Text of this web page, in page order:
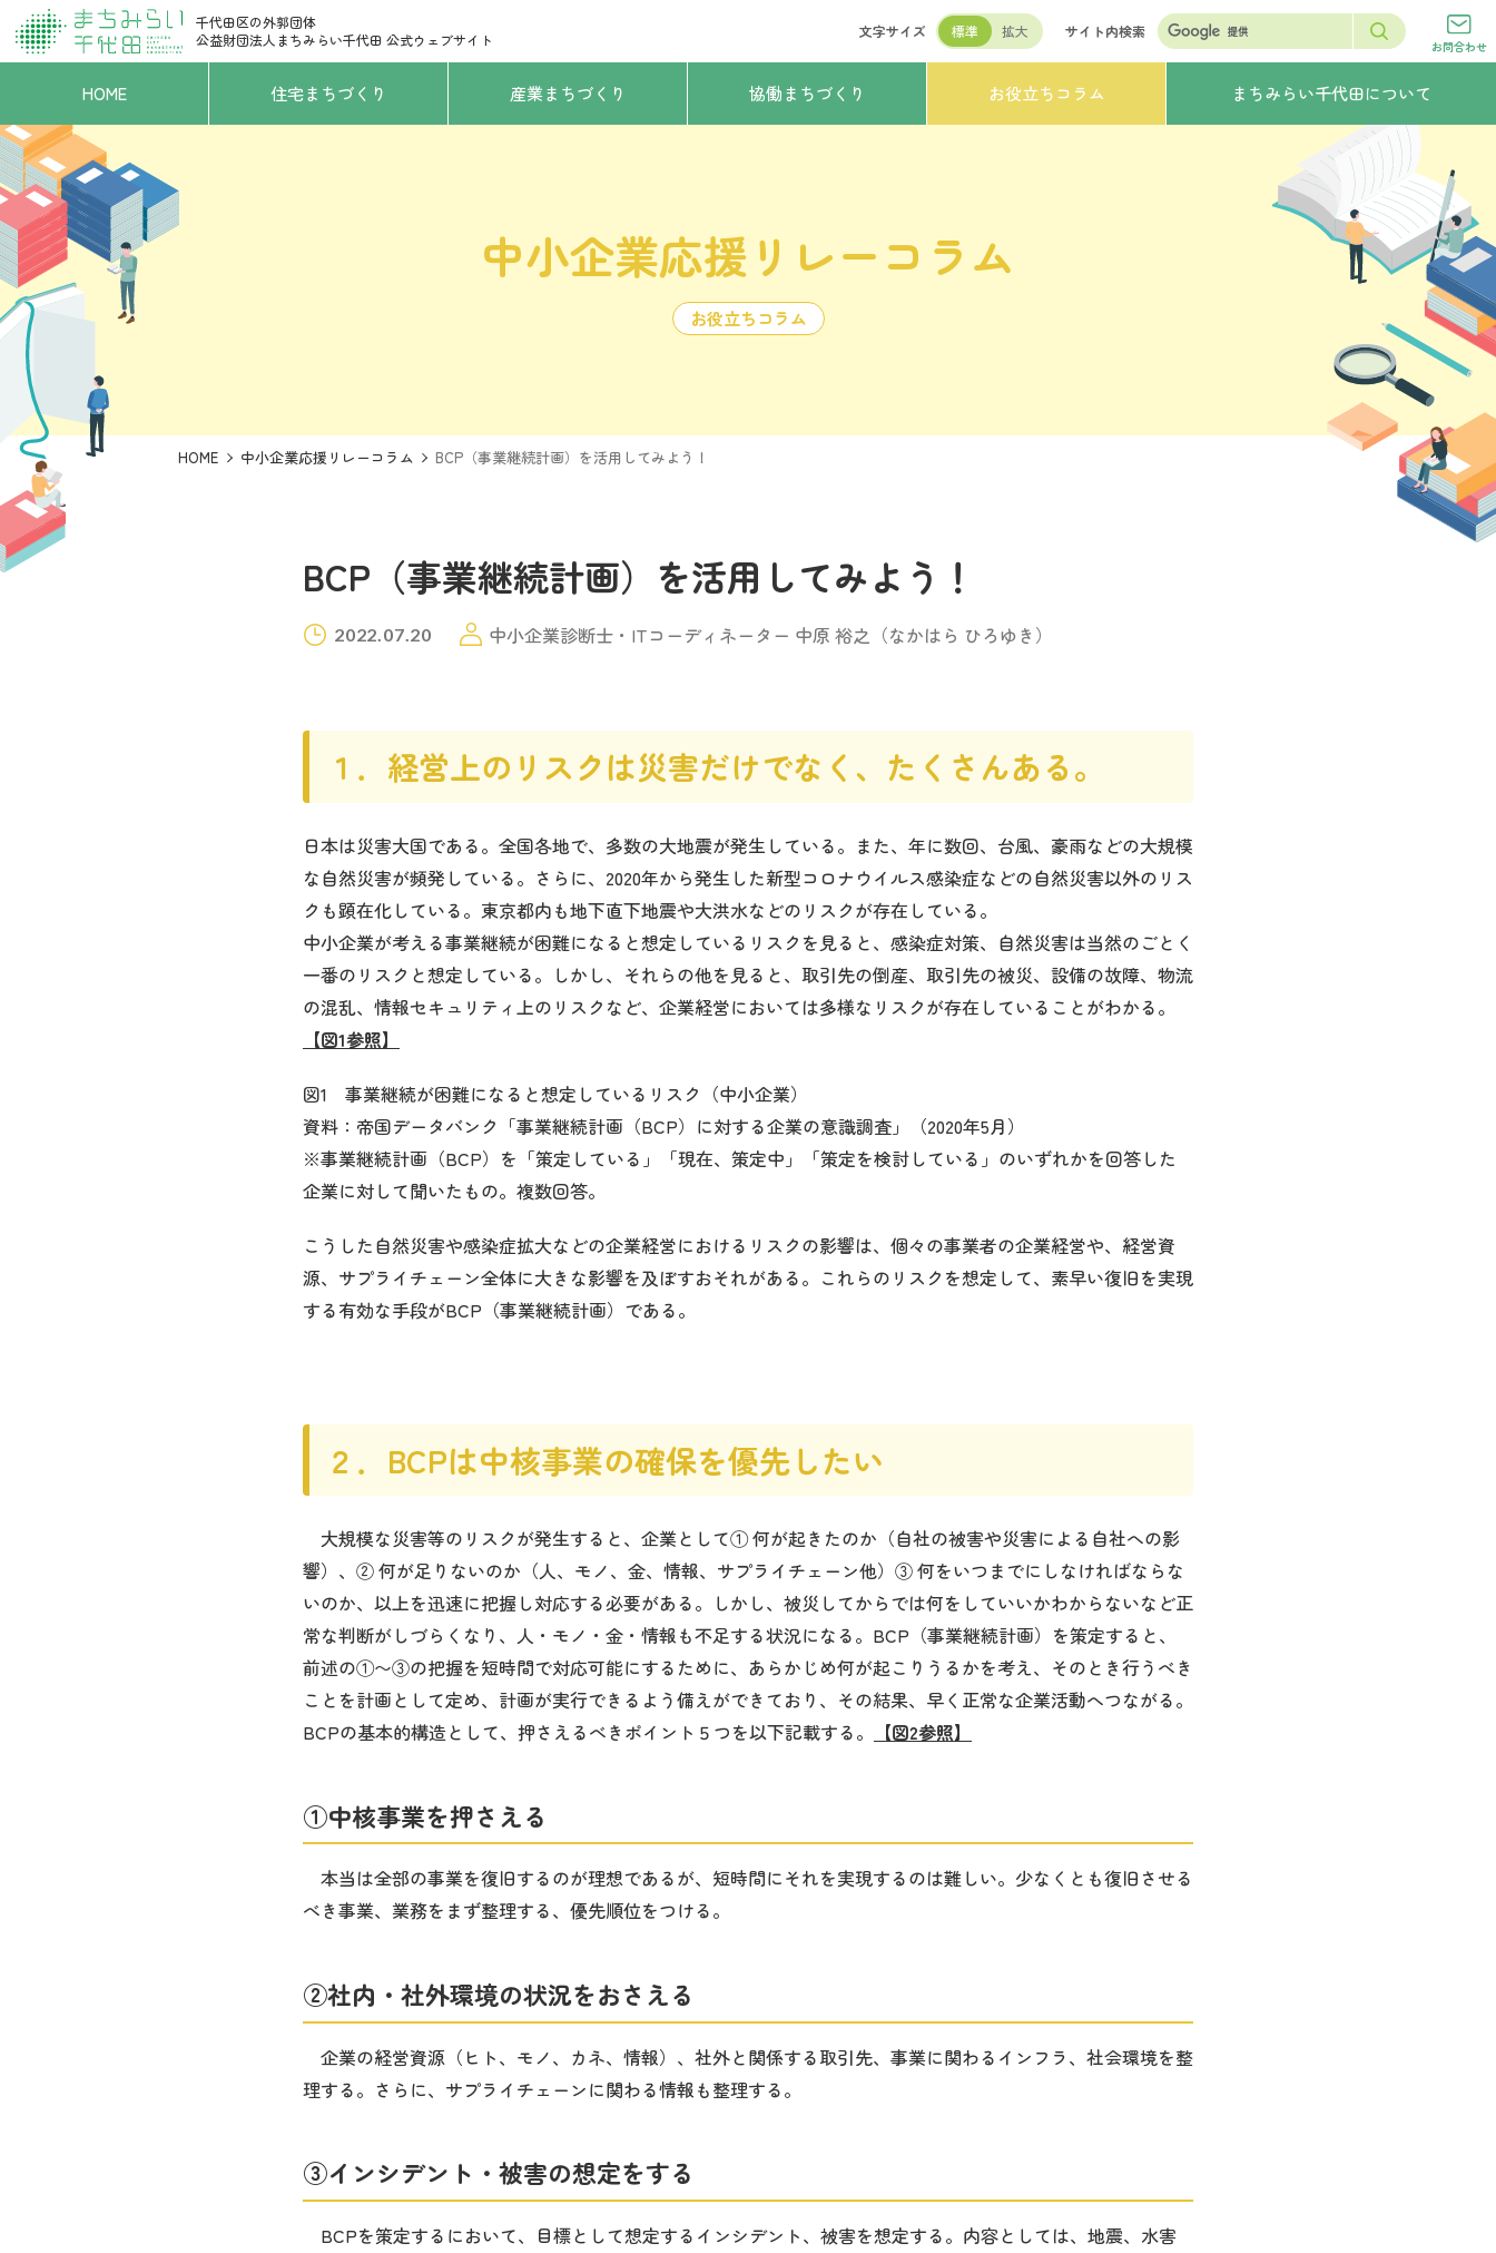
千代田区の外郭団体
公益財団法人まちみらい千代田 公式ウェブサイト 文字サイズ 標準 拡大 サイト内検索
お問合わせ
HOME 住宅まちづくり 産業まちづくり 協働まちづくり お役立ちコラム まちみらい千代田について
中小企業応援リレーコラム
お役立ちコラム
HOME 中小企業応援リレーコラム BCP（事業継続計画）を活用してみよう！
BCP（事業継続計画）を活用してみよう！
2022.07.20 中小企業診断士・ITコーディネーター 中原 裕之（なかはら ひろゆき）
１．経営上のリスクは災害だけでなく、たくさんある。
日本は災害大国である。全国各地で、多数の大地震が発生している。また、年に数回、台風、豪雨などの大規模
な自然災害が頻発している。さらに、2020年から発生した新型コロナウイルス感染症などの自然災害以外のリス
クも顕在化している。東京都内も地下直下地震や大洪水などのリスクが存在している。
中小企業が考える事業継続が困難になると想定しているリスクを見ると、感染症対策、自然災害は当然のごとく
一番のリスクと想定している。しかし、それらの他を見ると、取引先の倒産、取引先の被災、設備の故障、物流
の混乱、情報セキュリティ上のリスクなど、企業経営においては多様なリスクが存在していることがわかる。
【図1参照】
図1 事業継続が困難になると想定しているリスク（中小企業）
資料：帝国データバンク「事業継続計画（BCP）に対する企業の意識調査」（2020年5月）
※事業継続計画（BCP）を「策定している」「現在、策定中」「策定を検討している」のいずれかを回答した
企業に対して聞いたもの。複数回答。
こうした自然災害や感染症拡大などの企業経営におけるリスクの影響は、個々の事業者の企業経営や、経営資
源、サプライチェーン全体に大きな影響を及ぼすおそれがある。これらのリスクを想定して、素早い復旧を実現
する有効な手段がBCP（事業継続計画）である。
２．BCPは中核事業の確保を優先したい
大規模な災害等のリスクが発生すると、企業として① 何が起きたのか（自社の被害や災害による自社への影
響）、② 何が足りないのか（人、モノ、金、情報、サプライチェーン他）③ 何をいつまでにしなければならな
いのか、以上を迅速に把握し対応する必要がある。しかし、被災してからでは何をしていいかわからないなど正
常な判断がしづらくなり、人・モノ・金・情報も不足する状況になる。BCP（事業継続計画）を策定すると、
前述の①〜③の把握を短時間で対応可能にするために、あらかじめ何が起こりうるかを考え、そのとき行うべき
ことを計画として定め、計画が実行できるよう備えができており、その結果、早く正常な企業活動へつながる。
BCPの基本的構造として、押さえるべきポイント５つを以下記載する。
【図2参照】
①中核事業を押さえる
本当は全部の事業を復旧するのが理想であるが、短時間にそれを実現するのは難しい。少なくとも復旧させる
べき事業、業務をまず整理する、優先順位をつける。
②社内・社外環境の状況をおさえる
企業の経営資源（ヒト、モノ、カネ、情報）、社外と関係する取引先、事業に関わるインフラ、社会環境を整
理する。さらに、サプライチェーンに関わる情報も整理する。
③インシデント・被害の想定をする
BCPを策定するにおいて、目標として想定するインシデント、被害を想定する。内容としては、地震、水害